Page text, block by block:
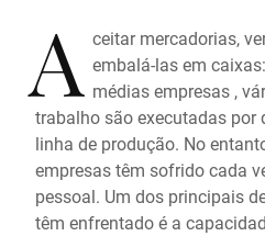
A ceitar mercadorias,
embalá-las em
médias empresas ,
trabalho são executadas por
linha de produção. No
empresas têm sofrido cada
pessoal. Um dos principais
têm enfrentado é a